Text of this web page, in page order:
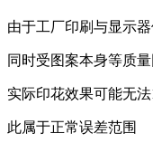
优质液态硅胶材质，
由于工厂印刷与显示
同时受图案本身等质
实际印花效果可能无
此属于正常误差范围